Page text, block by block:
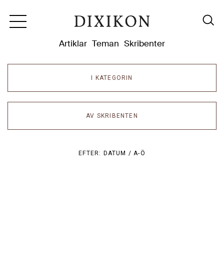
Artiklar Teman Skribenter
I KATEGORIN
AV SKRIBENTEN
EFTER: DATUM /A-Ö